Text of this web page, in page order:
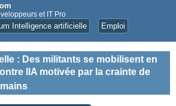
et IT Pro
Intelligence artificielle Emploi
: Des militants se mobilisent en
lIA motivée par la crainte de